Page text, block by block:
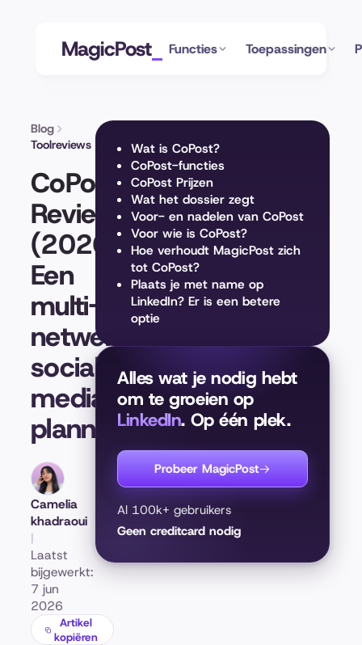
MagicPost Functies Toepassingen
Blog
Toolreviews
CoPost
Review
(2026):
Een
multi-
netwerk
social
media-
planner
Camelia
khadraoui
|
Laatst
bijgewerkt:
7 jun
2026
Artikel
kopiëren
Wat is CoPost?
CoPost-functies
CoPost Prijzen
Wat het dossier zegt
Voor- en nadelen van CoPost
Voor wie is CoPost?
Hoe verhoudt MagicPost zich
tot CoPost?
Plaats je met name op
LinkedIn? Er is een betere
optie
Alles wat je nodig hebt
om te groeien op
LinkedIn. Op één plek.
Probeer MagicPost
Al 100k+ gebruikers
Geen creditcard nodig